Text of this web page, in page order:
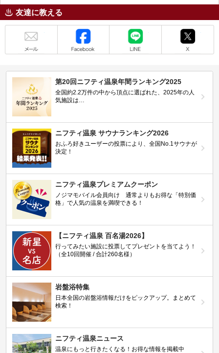
友達に教える
第20回ニフティ温泉年間ランキング2025
全国約2.2万件の中から頂点に選ばれた、2025年の人
気施設は…
ニフティ温泉 サウナランキング2026
おふろ好きユーザーの投票により、全国No.1サウナが
決定！
ニフティ温泉プレミアムクーポン
ノジマモバイル会員向け 通常よりもお得な「特別価
格」で人気の温泉を満喫できる！
【ニフティ温泉 百名湯2026】
行ってみたい施設に投票してプレゼントを当てよう！
（全10回開催 / 合計260名様）
岩盤浴特集
日本全国の岩盤浴情報だけをピックアップ。まとめて
検索！
ニフティ温泉ニュース
温泉にもっと行きたくなる！お得な情報を掲載中